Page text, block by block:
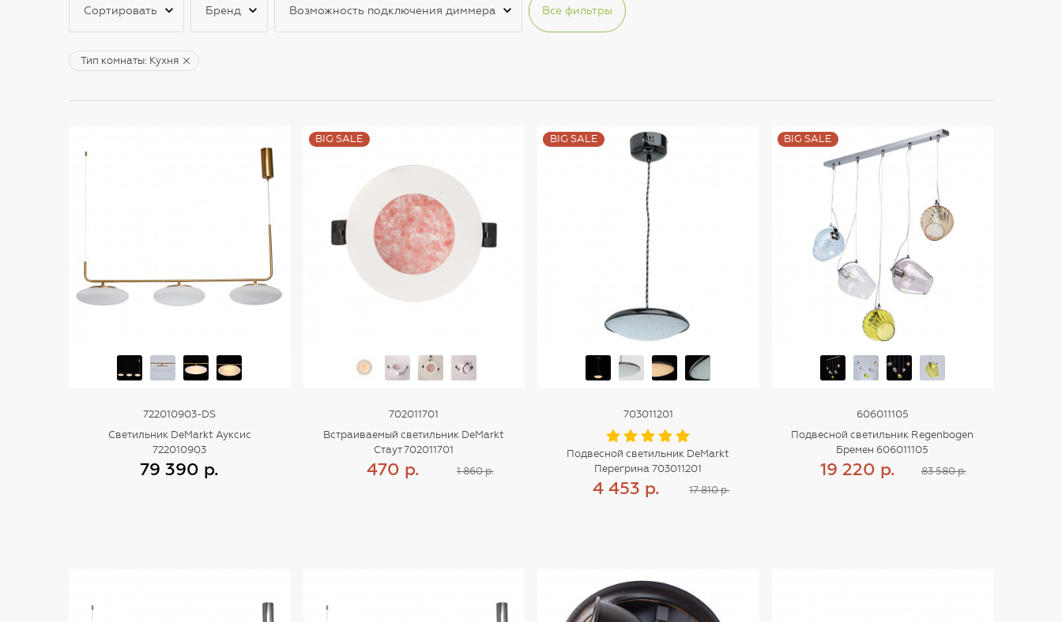
Сортировать Бренд Возможность подключения диммера Все фильтры
Тип комнаты: Кухня
722010903-DS
Светильник DeMarkt Ауксис
722010903
79 390 р.
BIG SALE
702011701
Встраиваемый светильник DeMarkt
Стаут 702011701
470 р.
1 860 р.
BIG SALE
703011201
Подвесной светильник DeMarkt
Перегрина 703011201
4 453 р.
17 810 р.
BIG SALE
606011105
Подвесной светильник Regenbogen
Бремен 606011105
19 220 р.
83 580 р.